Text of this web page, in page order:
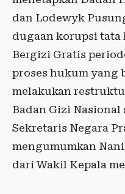
dan Lodewyk
dugaan korupsi tata
Bergizi Gratis
proses hukum yang
melakukan
Badan Gizi
Sekretaris Negara
mengumumkan
dari Wakil Kepala